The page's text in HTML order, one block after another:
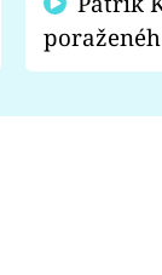
fanoušci